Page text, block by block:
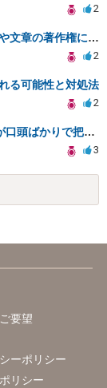
2
ホームページ制作における使用した画像や文章の著作権について
2
る可能性と対処法
2
Xの開示請求の双方審で、相手方の主張が口頭ばかりで把握しきれません
3
要望
ーポリシー
リシー